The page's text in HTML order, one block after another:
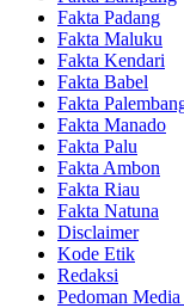
Fakta Padang
Fakta Maluku
Fakta Kendari
Fakta Babel
Fakta
Fakta Manado
Fakta Palu
Fakta Ambon
Fakta Riau
Fakta Natuna
Disclaimer
Kode Etik
Redaksi
Pedoman